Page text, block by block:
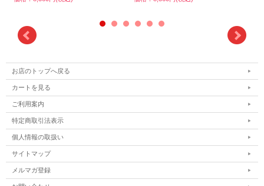
お店のトップへ戻る
カートを見る
ご利用案内
特定商取引法表示
個人情報の取扱い
サイトマップ
メルマガ登録